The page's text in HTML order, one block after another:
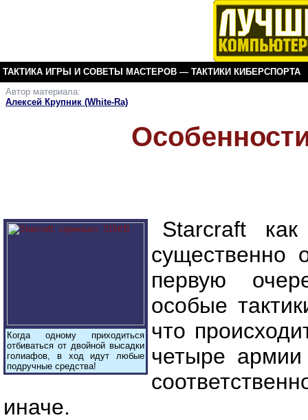
ТАКТИКА ИГРЫ И СОВЕТЫ МАСТЕРОВ — ТАКТИКИ КИБЕРСПОРТА
Автор материала:
Алексей Крупник (White-Ra)
Когда одному приходиться
отбиваться от двойной высадки
голиафов, в ход идут любые
подручные средства!
Starcraft как
существенно
первую
особые
что
четыре армии
иначе.